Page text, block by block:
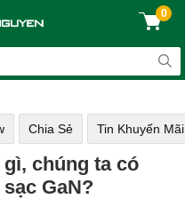
0
Chia Sẻ Tin Khuyến Mãi
gì, chúng ta có
GaN?